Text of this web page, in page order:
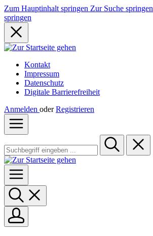
Zum Hauptinhalt springen Zur Suche springen
springen
Kontakt
Impressum
Datenschutz
Digitale Barrierefreiheit
Anmelden oder Registrieren